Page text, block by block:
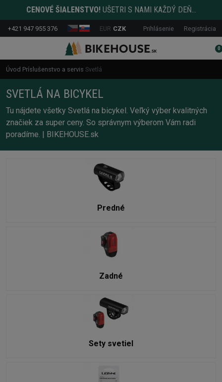
CENOVÉ ŠIALENSTVO! UŠETRI S NAMI KAŽDÝ DEŇ...
+421 947 955 376 EUR CZK Prihlásenie Registrácia
0
Úvod Príslušenstvo a servis Svetlá
SVETLÁ NA BICYKEL
Tu nájdete všetky Svetlá na bicykel. Veľký výber kvalitných
značiek za super ceny. So správnym výberom Vám radi
poradíme. | BIKEHOUSE.sk
Predné
Zadné
Sety svetiel